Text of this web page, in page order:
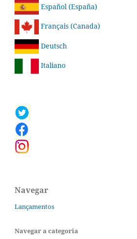
Español (España)
Français (Canada)
Deutsch
Italiano
Navegar
Lançamentos
Navegar a categoria